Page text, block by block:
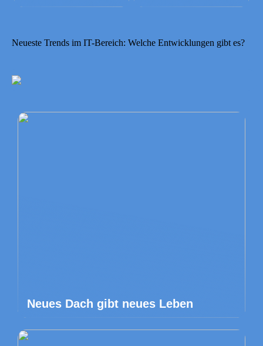
Neueste Trends im IT-Bereich: Welche Entwicklungen gibt es?
Neues Dach gibt neues Leben